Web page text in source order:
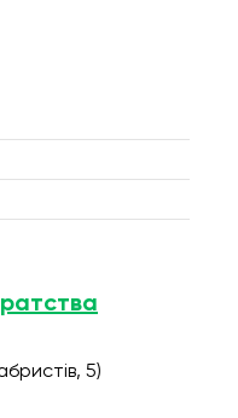
5)